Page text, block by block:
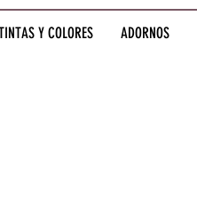
Y COLORES ADORNOS